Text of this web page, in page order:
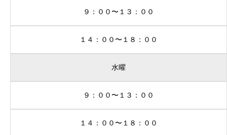
９：００〜１３：００
１４：００〜１８：００
水曜
９：００〜１３：００
１４：００〜１８：００